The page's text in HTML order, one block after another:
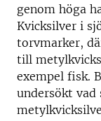
genom höga
Kvicksilver i
torvmarker,
till
exempel fisk.
undersökt vad